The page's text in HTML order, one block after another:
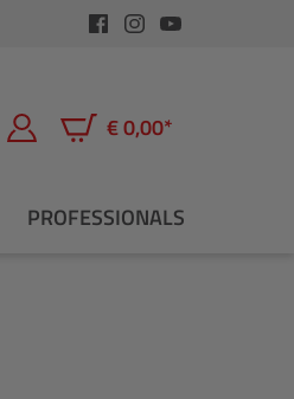
€ 0,00*
Warenkorb enthält 0
PROFESSIONALS